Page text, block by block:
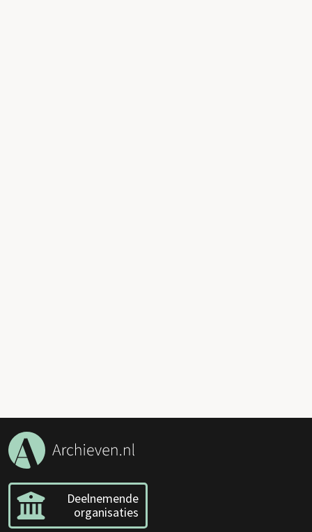
Deelnemende
organisaties